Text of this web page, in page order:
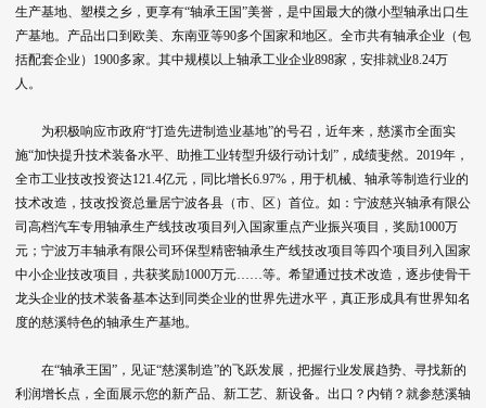
生产基地、塑模之乡，更享有“轴承王国”美誉，是中国最大的微小型轴承出口生
产基地。产品出口到欧美、东南亚等90多个国家和地区。全市共有轴承企业（包
括配套企业）1900多家。其中规模以上轴承工业企业898家，安排就业8.24万
人。
为积极响应市政府“打造先进制造业基地”的号召，近年来，慈溪市全面实
施“加快提升技术装备水平、助推工业转型升级行动计划”，成绩斐然。2019年，
全市工业技改投资达121.4亿元，同比增长6.97%，用于机械、轴承等制造行业的
技术改造，技改投资总量居宁波各县（市、区）首位。如：宁波慈兴轴承有限公
司高档汽车专用轴承生产线技改项目列入国家重点产业振兴项目，奖励1000万
元；宁波万丰轴承有限公司环保型精密轴承生产线技改项目等四个项目列入国家
中小企业技改项目，共获奖励1000万元……等。希望通过技术改造，逐步使骨干
龙头企业的技术装备基本达到同类企业的世界先进水平，真正形成具有世界知名
度的慈溪特色的轴承生产基地。
在“轴承王国”，见证“慈溪制造”的飞跃发展，把握行业发展趋势、寻找新的
利润增长点，全面展示您的新产品、新工艺、新设备。出口？内销？就参慈溪轴